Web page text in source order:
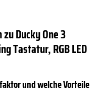
Ducky One 3
Tastatur, RGB LED
und welche Vorteile